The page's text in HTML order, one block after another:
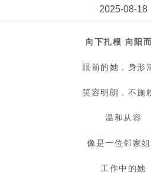
2025-08-18
向下扎根 向阳
眼前的她，身形
笑容明朗，不施
温和从容
像是一位邻家姐
工作中的她